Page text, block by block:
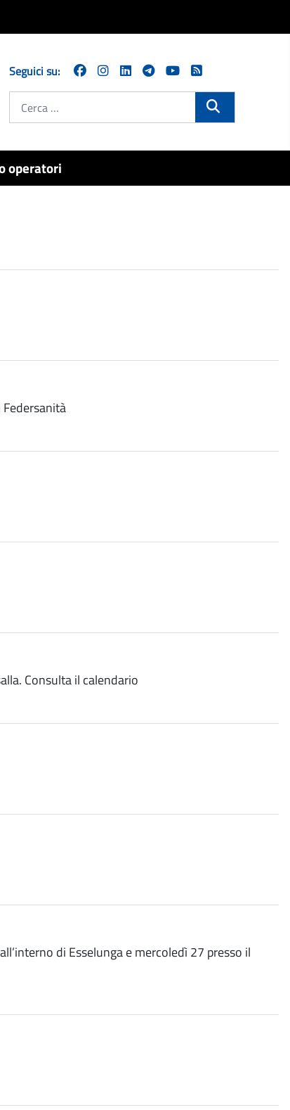
Seguici su:
Cerca
operatori
Consulta il calendario
di Esselunga e mercoledì 27 presso il